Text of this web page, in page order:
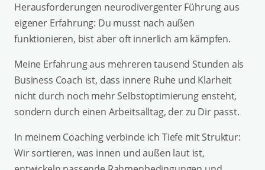
Herausforderungen neurodivergenter Führung aus
eigener Erfahrung: Du musst nach außen
funktionieren, bist aber oft innerlich am kämpfen.
Meine Erfahrung aus mehreren tausend Stunden als
Business Coach ist, dass innere Ruhe und Klarheit
nicht durch noch mehr Selbstoptimierung ensteht,
sondern durch einen Arbeitsalltag, der zu Dir passt.
In meinem Coaching verbinde ich Tiefe mit Struktur:
Wir sortieren, was innen und außen laut ist,